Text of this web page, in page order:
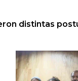
distintas